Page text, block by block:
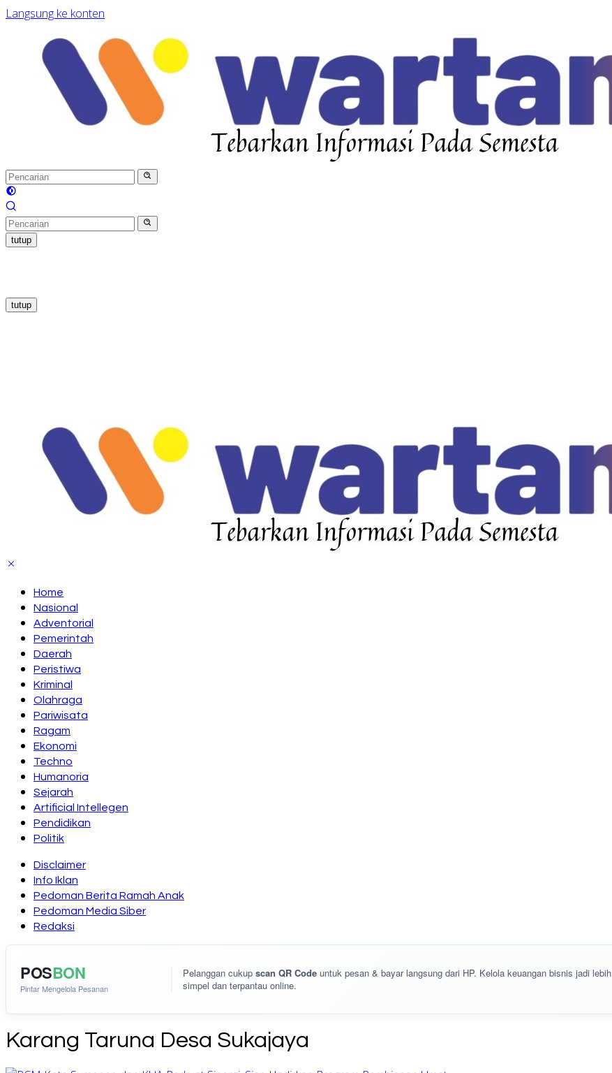
Langsung ke konten
tutup
tutup
Home
Nasional
Adventorial
Pemerintah
Daerah
Peristiwa
Kriminal
Olahraga
Pariwisata
Ragam
Ekonomi
Techno
Humanoria
Sejarah
Artificial Intellegen
Pendidikan
Politik
Disclaimer
Info Iklan
Pedoman Berita Ramah Anak
Pedoman Media Siber
Redaksi
POSBON
Pintar Mengelola Pesanan
Pelanggan cukup scan QR Code untuk pesan & bayar langsung dari HP. Kelola keuangan bisnis jadi lebih
simpel dan terpantau online.
Karang Taruna Desa Sukajaya